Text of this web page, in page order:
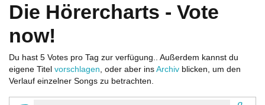
Die Hörercharts - Vote
now!
Du hast 5 Votes pro Tag zur verfügung.. Außerdem kannst du
eigene Titel vorschlagen, oder aber ins Archiv blicken, um den
Verlauf einzelner Songs zu betrachten.